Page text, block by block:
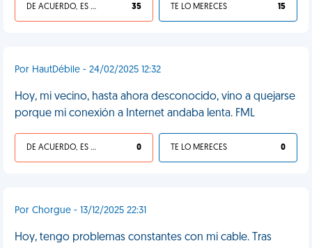
DE ACUERDO, ES UNA VIDA HP 35 TE LO MERECES 15
Por HautDébile - 24/02/2025 12:32
Hoy, mi vecino, hasta ahora desconocido, vino a quejarse
porque mi conexión a Internet andaba lenta. FML
DE ACUERDO, ES UNA VIDA HP 0 TE LO MERECES 0
Por Chorgue - 13/12/2025 22:31
Hoy, tengo problemas constantes con mi cable. Tras